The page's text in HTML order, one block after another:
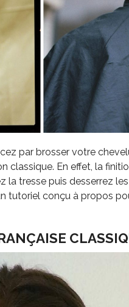
par brosser votre
classique. En effet, la
la tresse puis desserrez
tutoriel conçu à propos